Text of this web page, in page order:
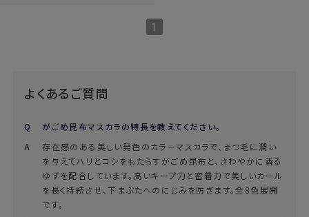
1
よくあるご質問
がごめ昆布マスカラの特長を教えてください。
存在感のある美しい発色のカラーマスカラで、まつ毛に潤い
を与えてハリとコシをもたらすがごめ昆布と、さわやかに香る
ゆずを配合しています。高いキープ力と密着力で美しいカール
を長く持続させ、下まぶたへのにじみを防ぎます。全8色展開
です。